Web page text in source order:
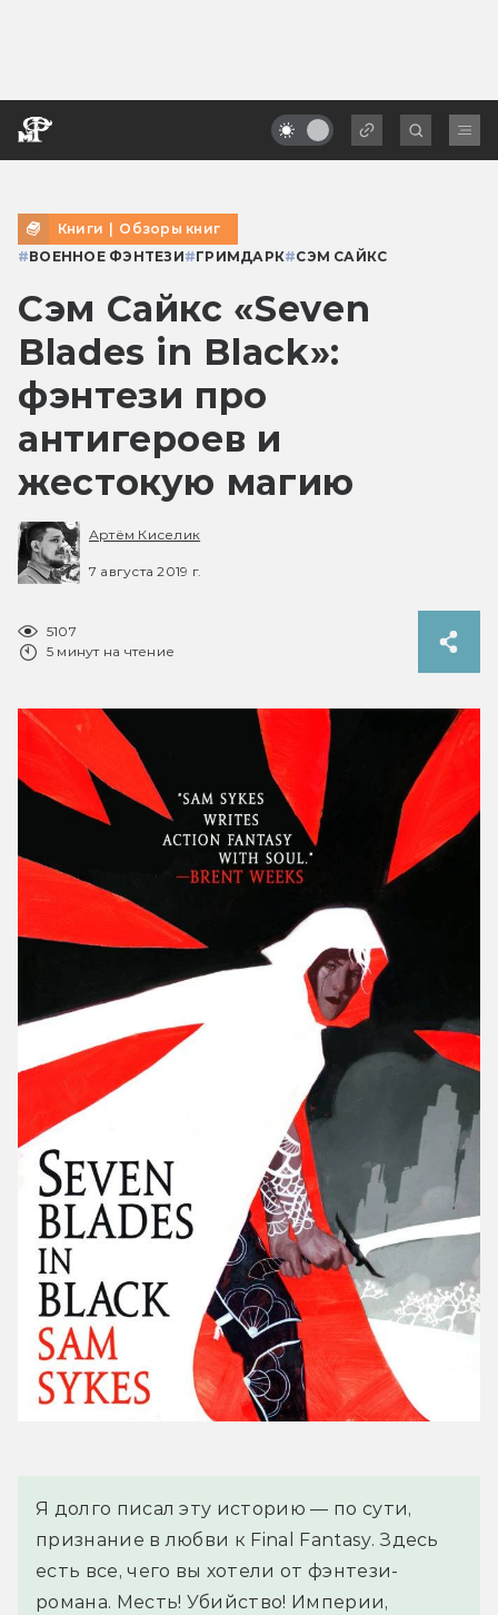
Книги | Обзоры книг
#ВОЕННОЕ ФЭНТЕЗИ#ГРИМДАРК#СЭМ САЙКС
Сэм Сайкс «Seven
Blades in Black»:
фэнтези про
антигероев и
жестокую магию
Артём Киселик
7 августа 2019 г.
5107
5 минут на чтение
Я долго писал эту историю — по сути,
признание в любви к Final Fantasy. Здесь
есть все, чего вы хотели от фэнтези-
романа. Месть! Убийство! Империи,